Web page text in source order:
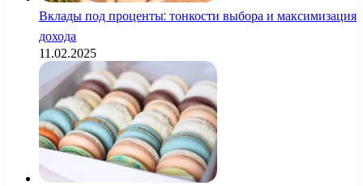
Вклады под проценты: тонкости выбора и максимизация
дохода
11.02.2025